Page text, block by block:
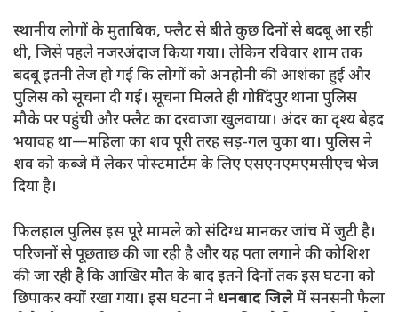
स्थानीय लोगों के मुताबिक, फ्लैट से बीते कुछ दिनों से बदबू आ रही
थी, जिसे पहले नजरअंदाज किया गया। लेकिन रविवार शाम तक
बदबू इतनी तेज हो गई कि लोगों को अनहोनी की आशंका हुई और
पुलिस को सूचना दी गई। सूचना मिलते ही गोविंदपुर थाना पुलिस
मौके पर पहुंची और फ्लैट का दरवाजा खुलवाया। अंदर का दृश्य बेहद
भयावह था—महिला का शव पूरी तरह सड़-गल चुका था। पुलिस ने
शव को कब्जे में लेकर पोस्टमार्टम के लिए एसएनएमएमसीएच भेज
दिया है।
फिलहाल पुलिस इस पूरे मामले को संदिग्ध मानकर जांच में जुटी है।
परिजनों से पूछताछ की जा रही है और यह पता लगाने की कोशिश
की जा रही है कि आखिर मौत के बाद इतने दिनों तक इस घटना को
छिपाकर क्यों रखा गया। इस घटना नेधनबाद जिलेमें सनसनी फैला